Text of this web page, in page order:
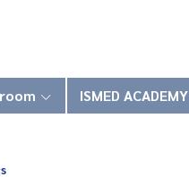
ISMED ACADEMY